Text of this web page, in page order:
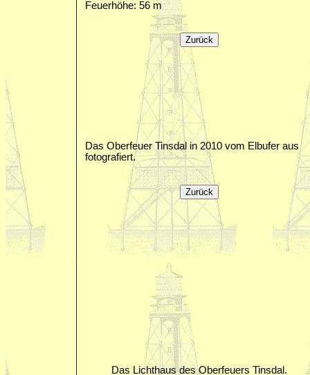
Feuerhöhe: 56 m
Das Oberfeuer Tinsdal in 2010 vom Elbufer aus
fotografiert.
Das Lichthaus des Oberfeuers Tinsdal.